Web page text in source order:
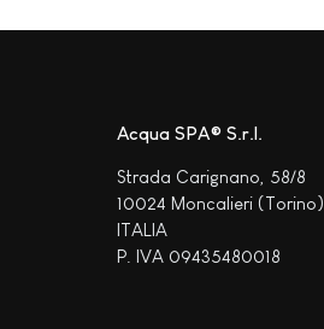
Acqua SPA® S.r.l.
Strada Carignano, 58/8
10024 Moncalieri (Torino)
ITALIA
P. IVA 09435480018